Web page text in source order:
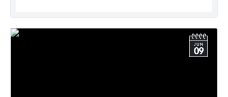
JUN
09